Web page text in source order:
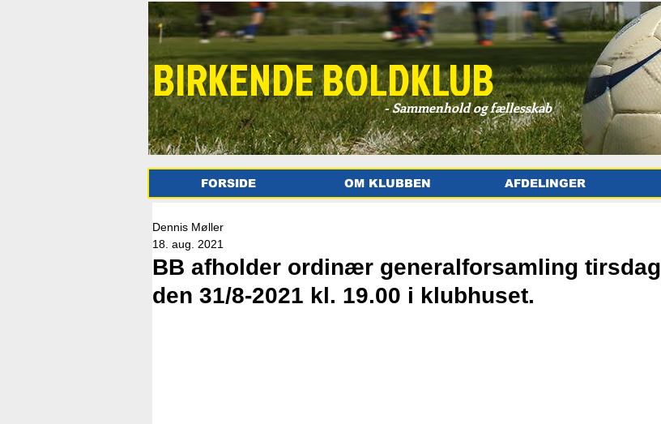
- Sammenhold og fællesskab
BIRKENDE BOLDKLUB
FORSIDE OM KLUBBEN AFDELINGER
BB afholder ordinær generalforsamling tirsdag
den 31/8-2021 kl. 19.00 i klubhuset.
Dennis Møller
18. aug. 2021